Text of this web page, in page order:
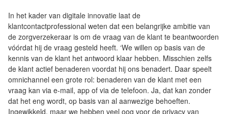
In het kader van digitale innovatie laat de
klantcontactprofessional weten dat een belangrijke ambitie van
de zorgverzekeraar is om de vraag van de klant te beantwoorden
vóórdat hij de vraag gesteld heeft. ‘We willen op basis van de
kennis van de klant het antwoord klaar hebben. Misschien zelfs
de klant actief benaderen voordat hij ons benadert. Daar speelt
omnichannel een grote rol: benaderen van de klant met een
vraag kan via e-mail, app of via de telefoon. Ja, dat kan zonder
dat het eng wordt, op basis van al aanwezige behoeften.
Ingewikkeld, maar we hebben veel oog voor de privacy van